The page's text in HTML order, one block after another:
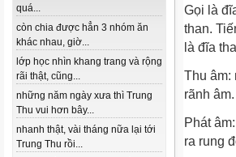
quá...
còn chia được hẳn 3 nhóm ăn
khác nhau, giờ...
lớp học nhìn khang trang và rộng
rãi thật, cũng...
những năm ngày xưa thì Trung
Thu vui hơn bây...
nhanh thật, vài tháng nữa lại tới
Trung Thu rồi...
Gọi là
than.
là đĩa
Thu âm:
rãnh âm.
Phát
ra rung